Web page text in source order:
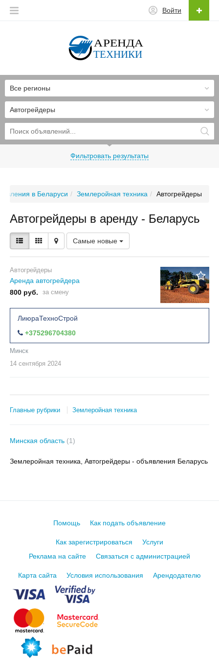
Войти
Автогрейдеры
Все регионы
Фильтровать результаты
в Беларуси Землеройная техника Автогрейдеры
Автогрейдеры в аренду - Беларусь
Самые новые
Автогрейдеры
Аренда автогрейдера
800 руб.
за смену
ЛиюраТехноСтрой
+375296704380
Минск
14 сентября 2024
Главные рубрики Землеройная техника
Минская область (1)
Землеройная техника, Автогрейдеры - объявления Беларусь
Помощь Как подать объявление
Как зарегистрироваться
Услуги
Реклама на сайте
Связаться с администрацией
Карта сайта Условия использования Арендодателю